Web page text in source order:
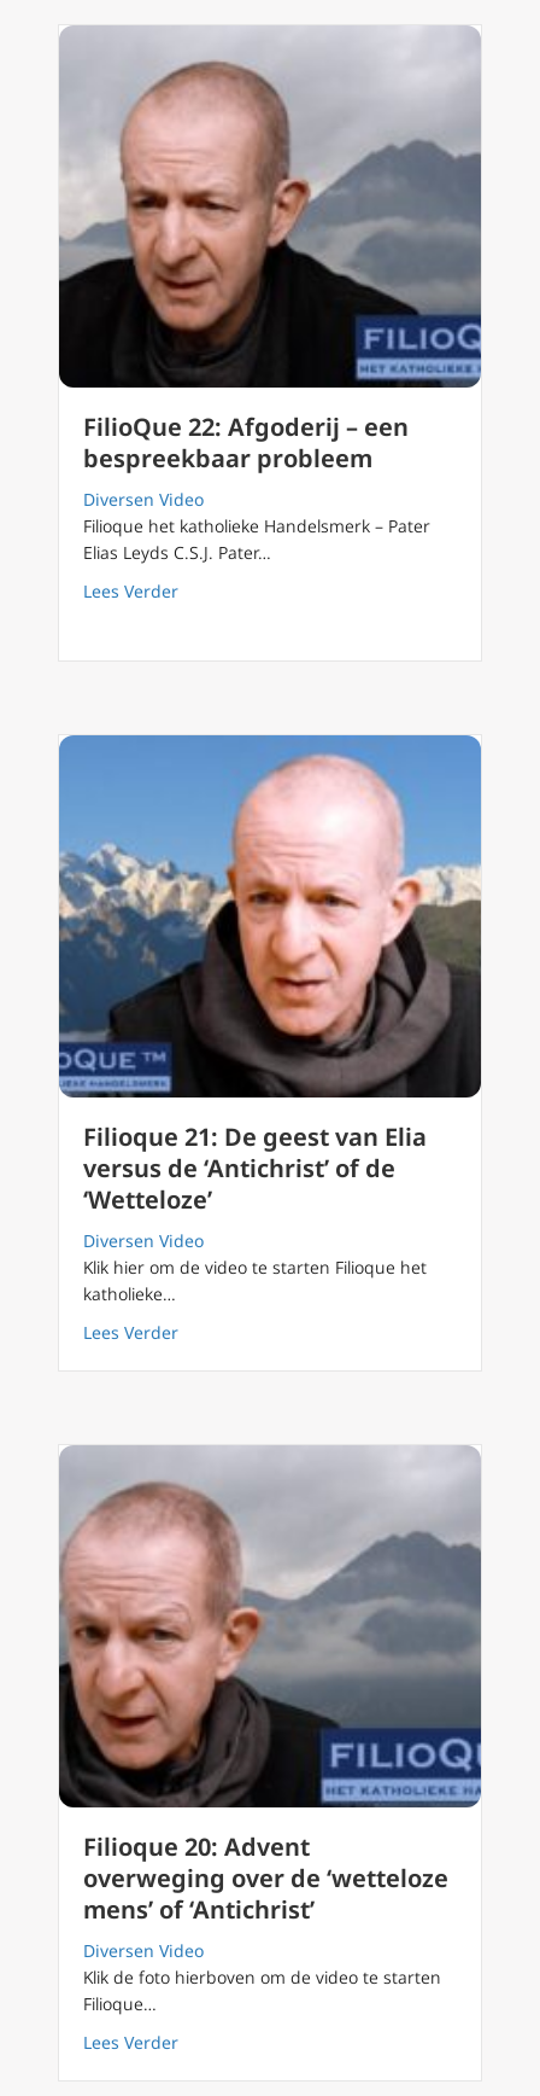
FilioQue 22: Afgoderij – een
bespreekbaar probleem
Diversen Video
Filioque het katholieke Handelsmerk – Pater
Elias Leyds C.S.J. Pater…
Lees Verderabout FilioQue 22: Afgoderij – een
Filioque 21: De geest van Elia
versus de ‘Antichrist’ of de
‘Wetteloze’
Diversen Video
Klik hier om de video te starten Filioque het
katholieke…
Lees Verderabout Filioque 21: De geest van Elia versus
Filioque 20: Advent
overweging over de ‘wetteloze
mens’ of ‘Antichrist’
Diversen Video
Klik de foto hierboven om de video te starten
Filioque…
Lees Verderabout Filioque 20: Advent overweging over